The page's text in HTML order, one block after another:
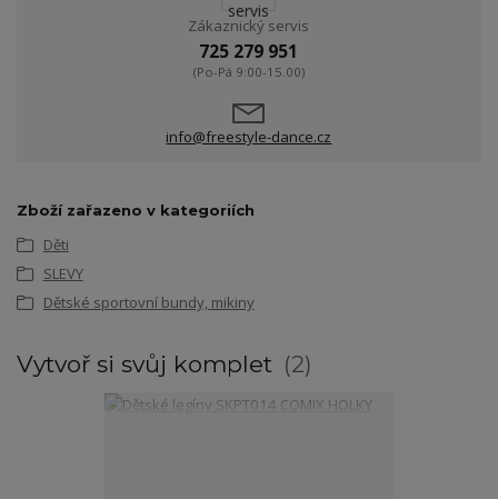
Zákaznický servis
725 279 951
(Po-Pá 9:00-15.00)
info@freestyle-dance.cz
Zboží zařazeno v kategoriích
Děti
SLEVY
Dětské sportovní bundy, mikiny
Vytvoř si svůj komplet 2